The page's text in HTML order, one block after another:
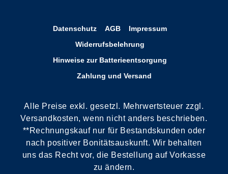
Datenschutz AGB
Impressum
Widerrufsbelehrung
Hinweise zur Batterieentsorgung
Zahlung und Versand
Alle Preise exkl. gesetzl. Mehrwertsteuer zzgl.
Versandkosten, wenn nicht anders beschrieben.
**Rechnungskauf nur für Bestandskunden oder
nach positiver Bonitätsauskunft. Wir behalten
uns das Recht vor, die Bestellung auf Vorkasse
zu ändern.